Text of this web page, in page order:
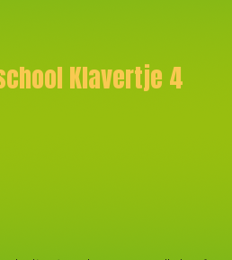
Klavertje 4